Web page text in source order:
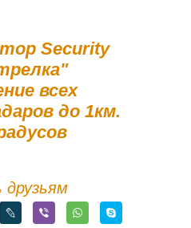
Security
всех
до 1км.
друзьям